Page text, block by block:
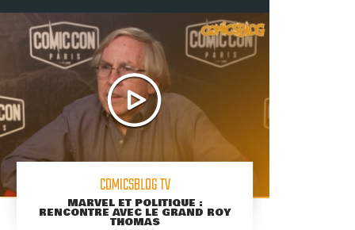
COMICSBLOG TV
MARVEL ET POLITIQUE :
RENCONTRE AVEC LE GRAND ROY
THOMAS